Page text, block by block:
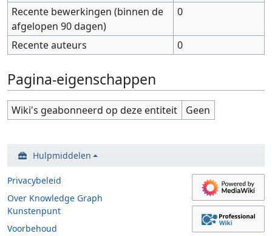
Recente bewerkingen (binnen de
afgelopen 90 dagen)
0
Recente auteurs 0
Pagina-eigenschappen
Wiki's geabonneerd op deze entiteit Geen
Hulpmiddelen
Privacybeleid
Over Knowledge Graph
Kunstenpunt
Voorbehoud